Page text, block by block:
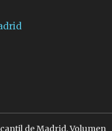
de Madrid, Volumen